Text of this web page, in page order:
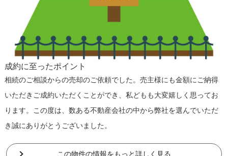
成約に至ったポイント
相続のご相談からの売却のご依頼でした。売主様にも金額にご納得
いただきご成約いただくことができ、私どもも大変嬉しく思ってお
ります。この度は、数ある不動産会社の中から弊社を選んでいただ
き誠にありがとうございました。
この物件の情報をもっと詳しく見る